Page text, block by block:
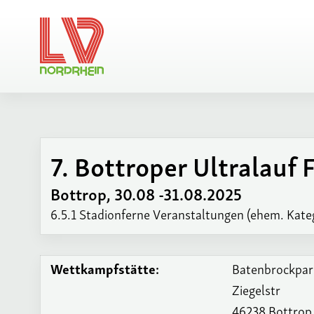
Regionsvorstand
Weitere
Ansprechpartner
Vereine / LGs
Archiv
Archiv
Archiv
Ansprechpartner
Basisinformation
Regionsmeisterschaften
Rahmenterminpläne
NRW-Laufakademie
7. Bottroper Ultralauf
Bottrop, 30.08 -31.08.2025
6.5.1 Stadionferne Veranstaltungen (ehem.
Wettkampfstätte:
Ziegelstr